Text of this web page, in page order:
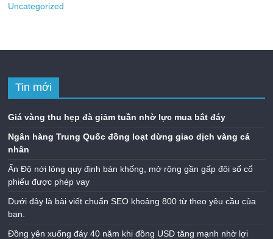
Uncategorized
Tin mới
Giá vàng thu hẹp đà giảm tuần nhờ lực mua bắt đáy
Ngân hàng Trung Quốc đồng loạt dừng giao dịch vàng cá
nhân
Ấn Độ nới lỏng quy định bán khống, mở rộng gần gấp đôi số cổ
phiếu được phép vay
Dưới đây là bài viết chuẩn SEO khoảng 800 từ theo yêu cầu của
bạn.
Đồng yên xuống đáy 40 năm khi đồng USD tăng mạnh nhờ lợi